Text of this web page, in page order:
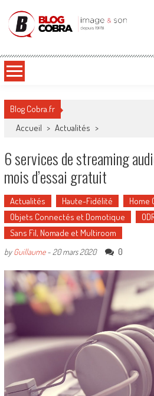
Blog Cobra
Blog Cobra.fr
Accueil > Actualités >
6 services de streaming
mois d’essai gratuit
Actualités Haute-Fidélité
Home
Objets Connectés et Domotique
Sans Fil, Nomade et Multiroom
byGuillaume- 20 mars 2020 0